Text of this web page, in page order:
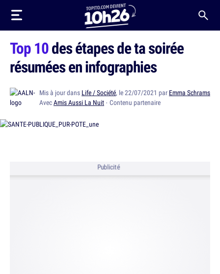
Top 10des étapes de ta soirée
résumées en infographies
Mis à jour dans Life / Société, le 22/07/2021 par Emma Schrams
AvecAmis Aussi La Nuit · Contenu partenaire
Publicité